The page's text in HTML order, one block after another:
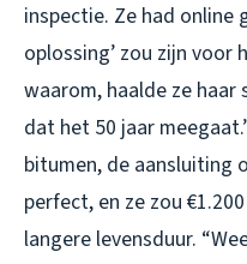
inspectie. Ze had online
oplossing’ zou zijn voor
waarom, haalde ze haar
dat het 50 jaar
bitumen, de aansluiting
perfect, en ze zou
langere levensduur.